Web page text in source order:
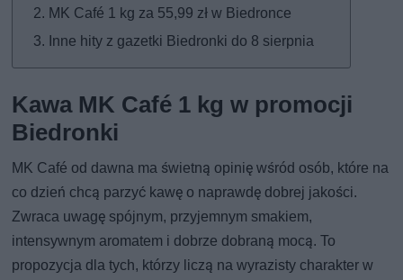
MK Café 1 kg za 55,99 zł w Biedronce
Inne hity z gazetki Biedronki do 8 sierpnia
Kawa MK Café 1 kg w promocji
Biedronki
MK Café od dawna ma świetną opinię wśród osób, które na
co dzień chcą parzyć kawę o naprawdę dobrej jakości.
Zwraca uwagę spójnym, przyjemnym smakiem,
intensywnym aromatem i dobrze dobraną mocą. To
propozycja dla tych, którzy liczą na wyrazisty charakter w